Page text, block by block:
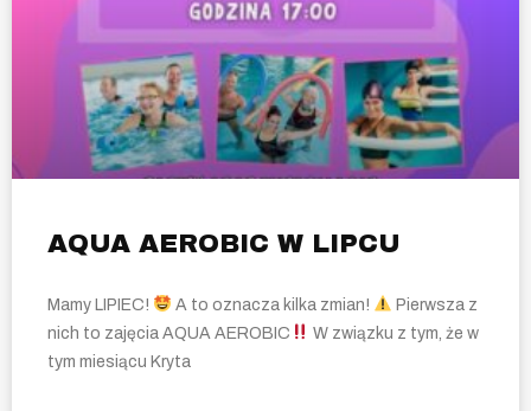
AQUA AEROBIC W LIPCU
Mamy LIPIEC! A to oznacza kilka zmian!
Pierwsza z
nich to zajęcia AQUA AEROBIC
W związku z tym, że w
tym miesiącu Kryta